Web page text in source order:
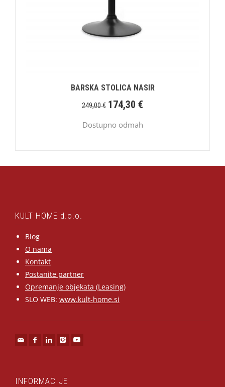
BARSKA STOLICA NASIR
249,00€ 174,30 €
Dostupno odmah
KULT HOME d.o.o.
Blog
O nama
Kontakt
Postanite partner
Opremanje objekata (Leasing)
SLO WEB: www.kult-home.si
INFORMACIJE